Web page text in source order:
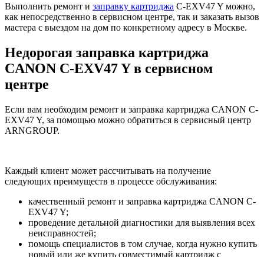
Выполнить ремонт и заправку картриджа C-EXV47 Y можно,
как непосредственно в сервисном центре, так и заказать вызов
мастера с выездом на дом по конкретному адресу в Москве.
Недорогая заправка картриджа
CANON C-EXV47 Y в сервисном
центре
Если вам необходим ремонт и заправка картриджа CANON C-
EXV47 Y, за помощью можно обратиться в сервисный центр
ARNGROUP.
Каждый клиент может рассчитывать на получение
следующих преимуществ в процессе обслуживания:
качественный ремонт и заправка картриджа CANON C-
EXV47 Y;
проведение детальной диагностики для выявления всех
неисправностей;
помощь специалистов в том случае, когда нужно купить
новый или же купить совместимый картридж с